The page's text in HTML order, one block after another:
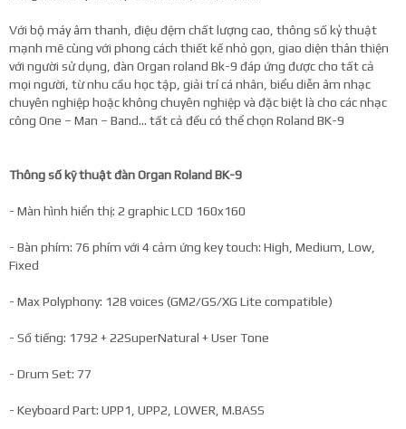
Với bộ máy âm thanh, điệu đệm chất lượng cao, thông số kỷ thuật
mạnh mẽ cùng với phong cách thiết kế nhỏ gọn, giao diện thân thiện
với người sử dụng, đàn Organ roland Bk-9 đáp ứng được cho tất cả
mọi người, từ nhu cầu học tập, giải trí cá nhân, biểu diễn âm nhạc
chuyên nghiệp hoặc không chuyên nghiệp và đặc biệt là cho các nhạc
công One – Man – Band... tất cả đều có thể chọn Roland BK-9
Thông số kỹ thuật đàn Organ Roland BK-9
- Màn hình hiển thị: 2 graphic LCD 160x160
- Bàn phím: 76 phím với 4 cảm ứng key touch: High, Medium, Low,
Fixed
- Max Polyphony: 128 voices (GM2/GS/XG Lite compatible)
- Số tiếng: 1792 + 22SuperNatural + User Tone
- Drum Set: 77
- Keyboard Part: UPP1, UPP2, LOWER, M.BASS